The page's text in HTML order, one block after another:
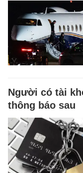
Người có tài
thông báo sau